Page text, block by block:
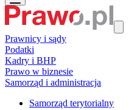
Prawnicy i sądy
Podatki
Kadry i BHP
Prawo w biznesie
Samorząd i administracja
Samorząd terytorialny